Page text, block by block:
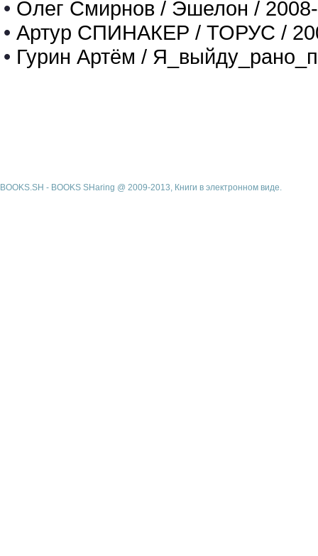
• Олег Смирнов / Эшелон /
• Артур СПИНАКЕР / ТОРУС /
• Гурин Артём /
BOOKS.SH - BOOKS SHaring @ 2009-2013, Книги в электронном виде.